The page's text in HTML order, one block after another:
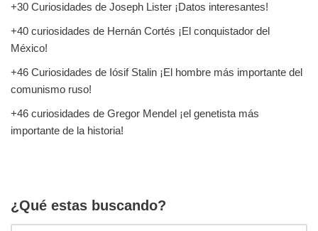
+30 Curiosidades de Joseph Lister ¡Datos interesantes!
+40 curiosidades de Hernán Cortés ¡El conquistador del
México!
+46 Curiosidades de Iósif Stalin ¡El hombre más importante del
comunismo ruso!
+46 curiosidades de Gregor Mendel ¡el genetista más
importante de la historia!
¿Qué estas buscando?